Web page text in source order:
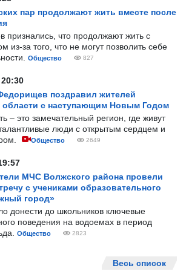
пар продолжают жить вместе после
признались, что продолжают жить с
из-за того, что не могут позволить себе
Общество 827
20:30
поздравил жителей
области с наступающим Новым Годом
– это замечательный регион, где живут
люди с открытым сердцем и
Общество 2649
МЧС Волжского района провели
с учениками образовательного
город»
донести до школьников ключевые
поведения на водоемах в период
Общество 2823
Весь список